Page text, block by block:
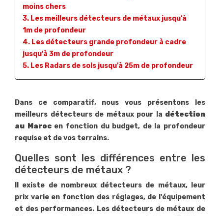
moins chers
3. Les meilleurs détecteurs de métaux jusqu'à
1m de profondeur
4. Les détecteurs grande profondeur à cadre
jusqu'à 3m de profondeur
5. Les Radars de sols jusqu'à 25m de profondeur
Dans ce comparatif, nous vous présentons les
meilleurs détecteurs de métaux pour la détection
au Marocen fonction du budget, de la profondeur
requise et de vos terrains.
Quelles sont les différences entre les
détecteurs de métaux ?
Il existe de nombreux détecteurs de métaux, leur
prix varie en fonction des réglages, de l'équipement
et des performances. Les détecteurs de métaux de